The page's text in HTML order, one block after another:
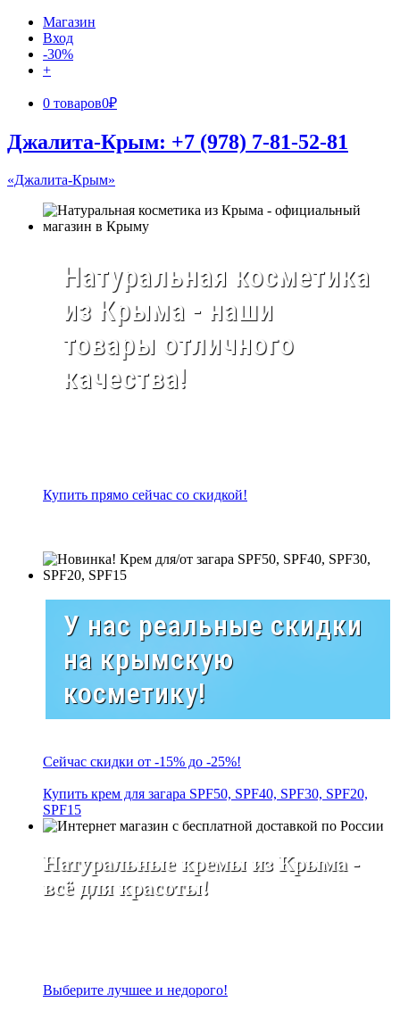
Магазин
Вход
-30%
+
0 товаров0₽
Джалита-Крым: +7 (978) 7-81-52-81
«Джалита-Крым»
Натуральная косметика
из Крыма - наши
товары отличного
качества!
Купить прямо сейчас со скидкой!
У нас реальные скидки
на крымскую
косметику!
Сейчас скидки от -15% до -25%!
Купить крем для загара SPF50, SPF40, SPF30, SPF20,
SPF15
Натуральные кремы из Крыма -
всё для красоты!
Выберите лучшее и недорого!